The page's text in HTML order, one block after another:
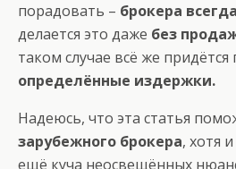
порадовать – брокера
делается это даже без
таком случае всё же придётся
определённые издержки.
Надеюсь, что эта статья
зарубежного брокера, хотя
ещё куча неосвещённых